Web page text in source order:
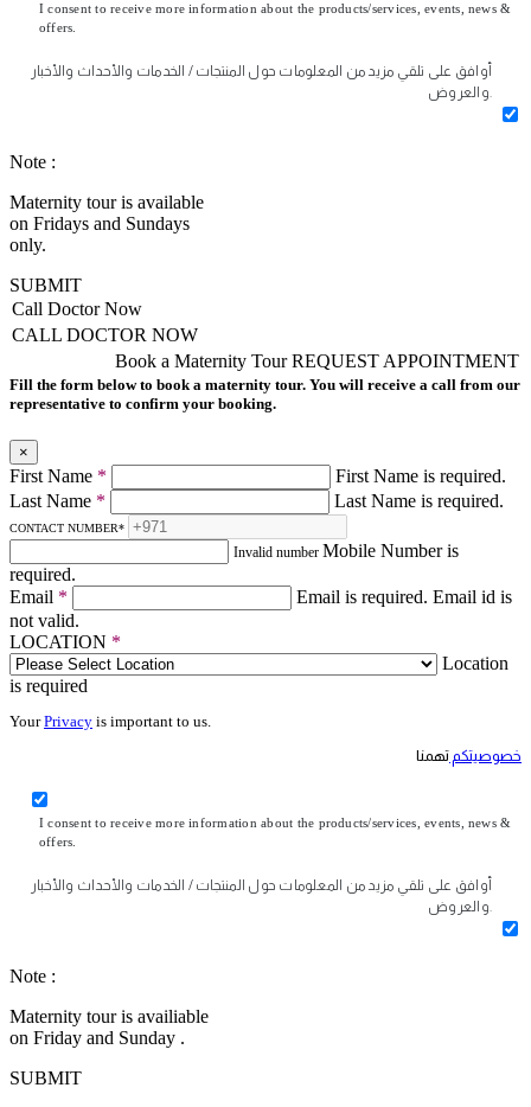
I consent to receive more information about the products/services, events, news &
offers.
أوافق على تلقي مزيد من المعلومات حول المنتجات / الخدمات والأحداث والأخبار
والعروض.
Note :
Maternity tour is available
on Fridays and Sundays
only.
SUBMIT
Call Doctor Now
CALL DOCTOR NOW
REQUEST APPOINTMENT
Book a Maternity Tour
Fill the form below to book a maternity tour. You will receive a call from our
representative to confirm your booking.
×
First Name *
First Name is required.
Last Name * Last Name is required.
CONTACT NUMBER*
Invalid number Mobile Number is
required.
Email * Email is required. Email id is
not valid.
LOCATION *
Location
is required
YourPrivacy is important to us.
خصوصيتكم تهمنا
I consent to receive more information about the products/services, events, news &
offers.
أوافق على تلقي مزيد من المعلومات حول المنتجات / الخدمات والأحداث والأخبار
والعروض.
Note :
Maternity tour is availiable
on Friday and Sunday .
SUBMIT